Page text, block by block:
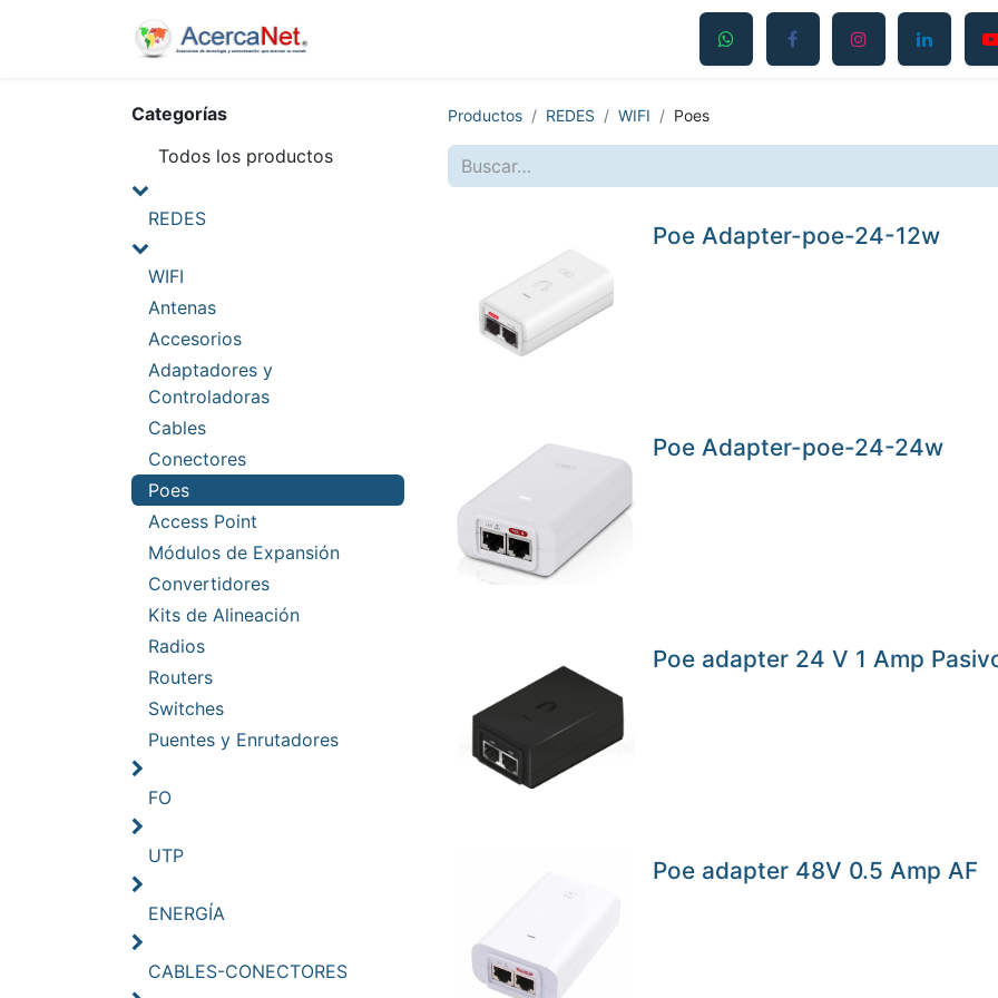
Contáctanos Blog
Categorías
Todos los productos
REDES
WIFI
Antenas
Accesorios
Adaptadores y
Controladoras
Cables
Conectores
Poes
Access Point
Módulos de Expansión
Convertidores
Kits de Alineación
Radios
Routers
Switches
Puentes y Enrutadores
FO
UTP
ENERGÍA
CABLES-CONECTORES
Productos REDES WIFI Poes
Poe Adapter-poe-24-12w
Poe Adapter-poe-24-24w
Poe adapter 24 V 1 Amp
Poe adapter 48V 0.5 Amp AF